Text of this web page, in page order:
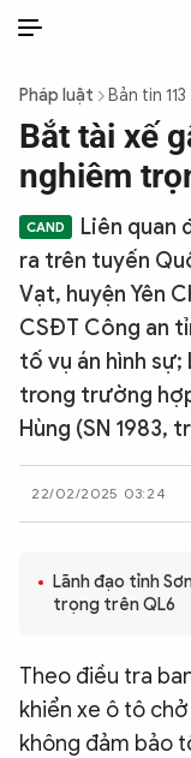
THỜI SỰ
CHỐNG DIỄN BIẾN
CÔNG AN TRONG
PHÁP LUẬT
CÔNG NGHỆ
BẠN ĐỌC & CAND
Pháp luật Bản tin 113
Bắt tài xế
nghiêm
Liên quan
ra trên tuyến
Vạt, huyện Yên
CSĐT Công an
tố vụ án hình
trong trường
Hùng (SN 1983,
22/02/2025 03:24
Lãnh đạo tỉnh
trọng trên QL6
Theo điều tra
khiển xe ô tô
không đảm bảo